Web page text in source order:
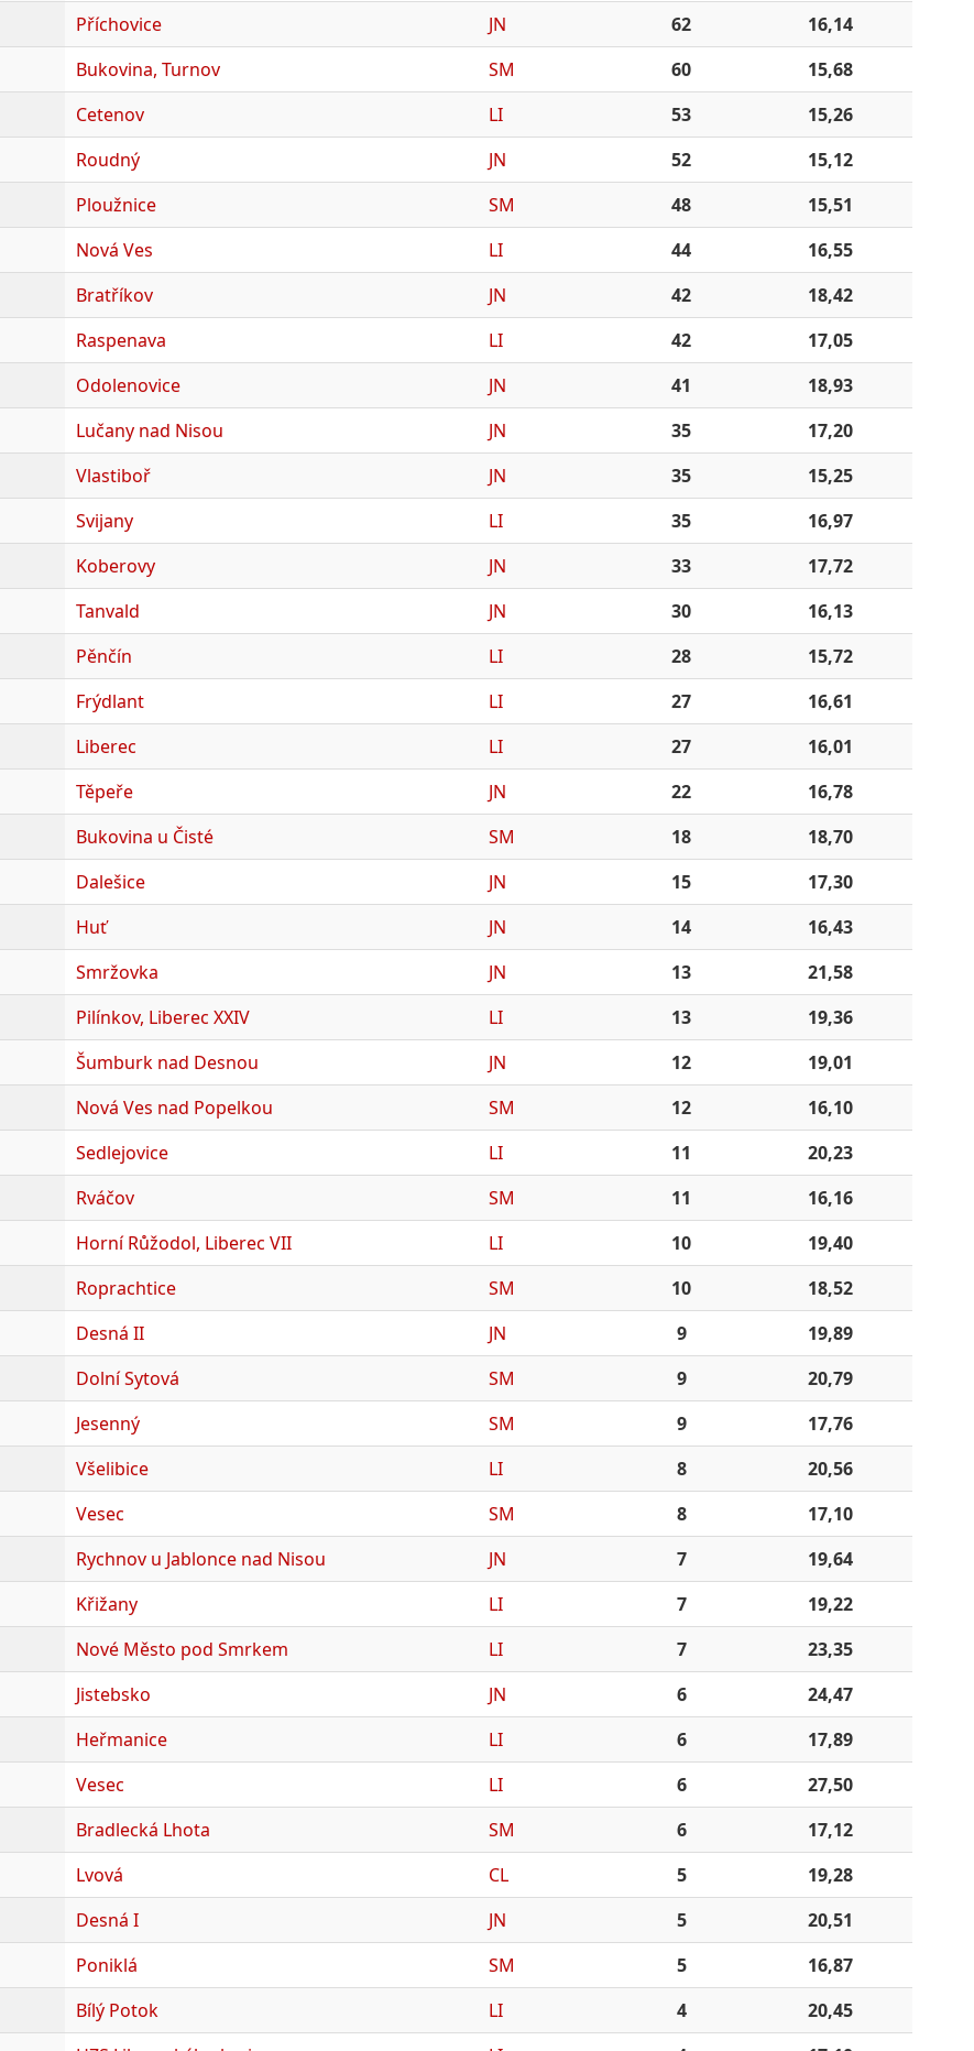
Příchovice JN 62
16,14
Bukovina, Turnov SM 60
15,68
Cetenov LI 53
15,26
Roudný JN 52
15,12
Ploužnice SM 48
15,51
Nová Ves LI 44
16,55
Bratříkov JN 42
18,42
Raspenava LI 42
17,05
Odolenovice JN 41
18,93
Lučany nad Nisou JN 35
17,20
Vlastiboř JN 35
15,25
Svijany LI 35
16,97
Koberovy JN 33
17,72
Tanvald JN 30
16,13
Pěnčín LI 28
15,72
Frýdlant LI 27
16,61
Liberec LI 27
16,01
Těpeře JN 22
16,78
Bukovina u Čisté SM 18
18,70
Dalešice JN 15
17,30
Huť JN 14
16,43
Smržovka JN 13
21,58
Pilínkov, Liberec XXIV LI 13
19,36
Šumburk nad Desnou JN 12
19,01
Nová Ves nad Popelkou SM 12
16,10
Sedlejovice LI 11
20,23
Rváčov SM 11
16,16
Horní Růžodol, Liberec VII LI 10
19,40
Roprachtice SM 10
18,52
Desná II JN 9
19,89
Dolní Sytová SM 9
20,79
Jesenný SM 9
17,76
Všelibice LI 8
20,56
Vesec SM 8
17,10
Rychnov u Jablonce nad Nisou JN 7
19,64
Křižany LI 7
19,22
Nové Město pod Smrkem LI 7
23,35
Jistebsko JN 6
24,47
Heřmanice LI 6
17,89
Vesec LI 6
27,50
Bradlecká Lhota SM 6
17,12
Lvová CL 5
19,28
Desná I JN 5
20,51
Poniklá SM 5
16,87
Bílý Potok LI 4
20,45